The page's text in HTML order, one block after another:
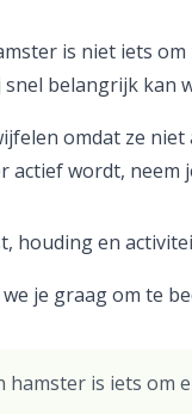
is niet iets
belangrijk kan
omdat ze
actief wordt, neem
houding en
je graag om te
hamster is iets om